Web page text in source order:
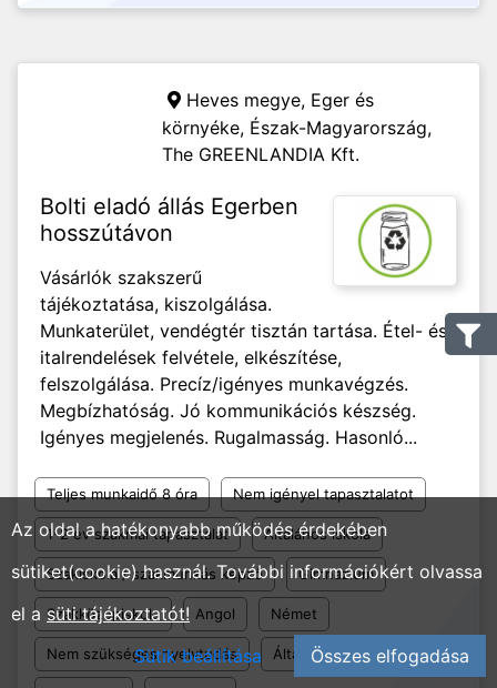
Heves megye, Eger és
környéke, Észak-Magyarország,
The GREENLANDIA Kft.
Bolti eladó állás Egerben
hosszútávon
Vásárlók szakszerű
tájékoztatása, kiszolgálása.
Munkaterület, vendégtér tisztán tartása. Étel- és
italrendelések felvétele, elkészítése,
felszolgálása. Precíz/igényes munkavégzés.
Megbízhatóság. Jó kommunikációs készség.
Igényes megjelenés. Rugalmasság. Hasonló...
Teljes munkaidő 8 óra Nem igényel tapasztalatot
1-2 év szakmai tapasztalat Általános iskola
Szakiskola / szakmunkás képző Gimnázium
Szakközépiskola Angol Német
Nem szükséges nyelvtudás Általános
Az oldal a hatékonyabb működés érdekében
sütiket(cookie) használ. További információkért olvassa
el a süti tájékoztatót!
Sütik beállítása
Összes elfogadása